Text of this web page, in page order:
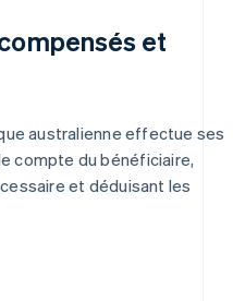
et
australienne effectue ses
compte du bénéficiaire,
et déduisant les